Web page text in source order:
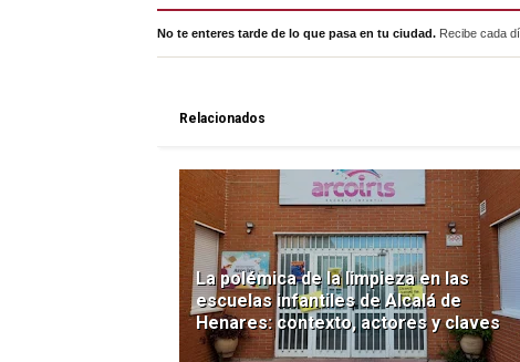
No te enteres tarde de lo que pasa en tu ciudad. Recibe cada
Relacionados
La polémica de la limpieza en las
escuelas infantiles de Alcalá de
Henares: contexto, actores y claves